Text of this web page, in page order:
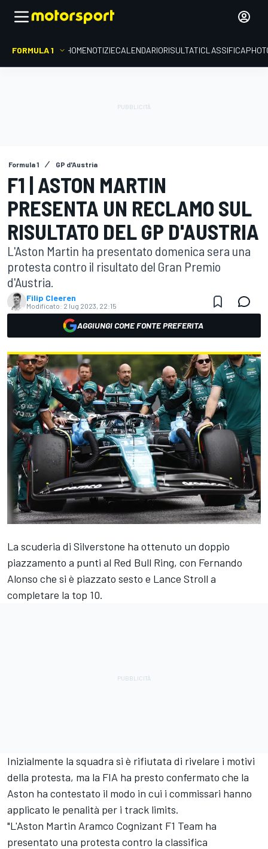
FORMULA 1 HOMENOTIZIECALENDARIORISULTATICLASSIFICA
Formula 1 GP d'Austria
F1 | ASTON MARTIN
PRESENTA UN RECLAMO SUL
RISULTATO DEL GP D'AUSTRIA
L'Aston Martin ha presentato domenica sera una
protesta contro il risultato del Gran Premio
d'Austria.
Filip Cleeren
Modificato: 2 lug 2023, 22:15
AGGIUNGI COME FONTE PREFERITA
La scuderia di Silverstone ha ottenuto un doppio
piazzamento a punti al Red Bull Ring, con Fernando
Alonso che si è piazzato sesto e Lance Stroll a
completare la top 10.
Inizialmente la squadra si è rifiutata di rivelare i motivi
della protesta, ma la FIA ha presto confermato che la
Aston ha contestato il modo in cui i commissari hanno
applicato le penalità per i track limits.
"L'Aston Martin Aramco Cognizant F1 Team ha
presentato una protesta contro la classifica